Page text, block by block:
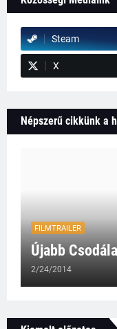
Steam
X
Népszerű cikkünk a
FILMTRAILER
Újabb
2/24/2014